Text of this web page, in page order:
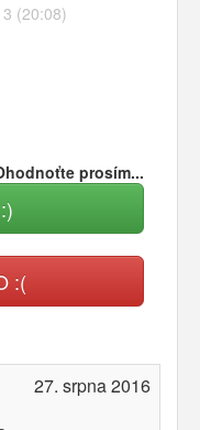
(20:08)
prosím...
:(
27. srpna 2016